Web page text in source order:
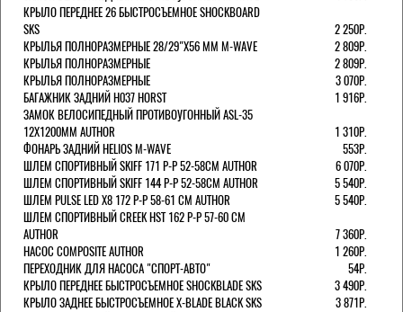
КРЫЛО ПЕРЕДНЕЕ 26 БЫСТРОСЪЕМНОЕ SHOCKBOARD
SKS
2 250Р.
КРЫЛЬЯ ПОЛНОРАЗМЕРНЫЕ 28/29"Х56 ММ M-WAVE
2 809Р.
КРЫЛЬЯ ПОЛНОРАЗМЕРНЫЕ
2 809Р.
КРЫЛЬЯ ПОЛНОРАЗМЕРНЫЕ
3 070Р.
БАГАЖНИК ЗАДНИЙ H037 HORST
1 916Р.
ЗАМОК ВЕЛОСИПЕДНЫЙ ПРОТИВОУГОННЫЙ ASL-35
12Х1200ММ AUTHOR
1 310Р.
ФОНАРЬ ЗАДНИЙ HELIOS M-WAVE
553Р.
ШЛЕМ СПОРТИВНЫЙ SKIFF 171 Р-Р 52-58СМ AUTHOR
6 070Р.
ШЛЕМ СПОРТИВНЫЙ SKIFF 144 Р-Р 52-58СМ AUTHOR
5 540Р.
ШЛЕМ PULSE LED X8 172 Р-Р 58-61 СМ AUTHOR
5 540Р.
ШЛЕМ СПОРТИВНЫЙ CREEK HST 162 Р-Р 57-60 СМ
AUTHOR
7 360Р.
НАСОС COMPOSITE AUTHOR
1 260Р.
ПЕРЕХОДНИК ДЛЯ НАСОСА "СПОРТ-АВТО"
54Р.
КРЫЛО ПЕРЕДНЕЕ БЫСТРОСЪЕМНОЕ SHOCKBLADE SKS
3 490Р.
КРЫЛО ЗАДНЕЕ БЫСТРОСЪЕМНОЕ X-BLADE BLACK SKS
3 871Р.